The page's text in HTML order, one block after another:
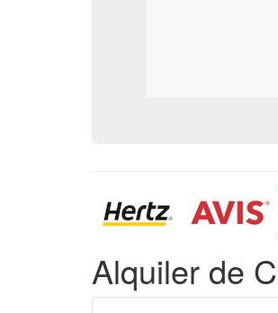
Alquiler de